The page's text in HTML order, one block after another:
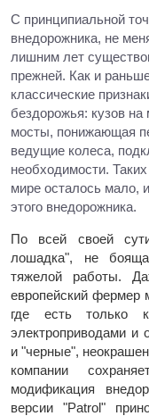
С принципиальной
внедорожника, не
лишним лет
прежней. Как и
классические
бездорожья: кузов
мосты, понижающая
ведущие колеса,
необходимости.
мире осталось мало,
этого внедорожника.
По всей своей
лошадка", не
тяжелой работы.
европейский фермер
где есть только
электроприводами и
и "черные",
компании
модификация
версии "Patrol"